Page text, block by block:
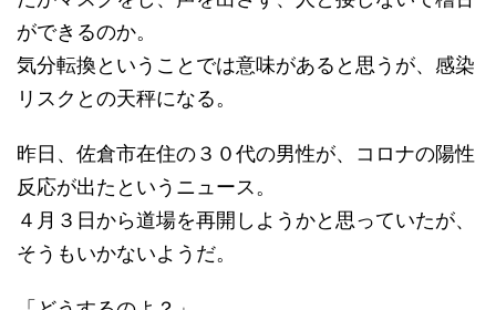
ができるのか。
気分転換ということでは意味があると思うが、感染
リスクとの天秤になる。
昨日、佐倉市在住の３０代の男性が、コロナの陽性
反応が出たというニュース。
４月３日から道場を再開しようかと思っていたが、
そうもいかないようだ。